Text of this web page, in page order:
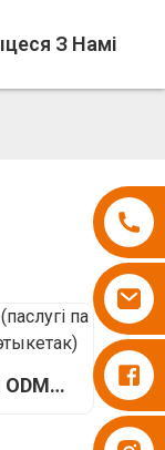
З Намі
ODM